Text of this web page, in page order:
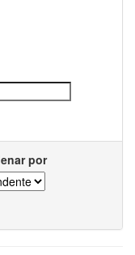
por